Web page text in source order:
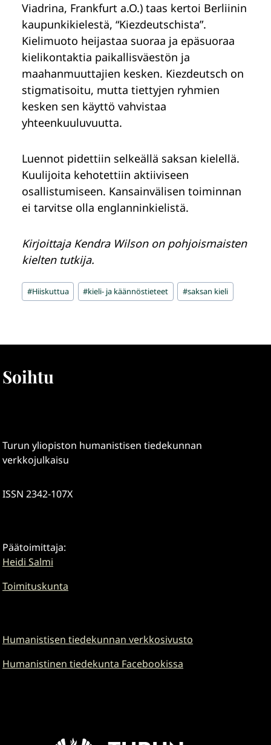
Viadrina, Frankfurt a.O.) taas kertoi Berliinin
kaupunkikielestä, “Kiezdeutschista”.
Kielimuoto heijastaa suoraa ja epäsuoraa
kielikontaktia paikallisväestön ja
maahanmuuttajien kesken. Kiezdeutsch on
stigmatisoitu, mutta tiettyjen ryhmien
kesken sen käyttö vahvistaa
yhteenkuuluvuutta.
Luennot pidettiin selkeällä saksan kielellä.
Kuulijoita kehotettiin aktiiviseen
osallistumiseen. Kansainvälisen toiminnan
ei tarvitse olla englanninkielistä.
Kirjoittaja Kendra Wilson on pohjoismaisten
kielten tutkija.
Avainsanat:
#Hiiskuttua #kieli- ja käännöstieteet #saksan kieli
Soihtu
Turun yliopiston humanistisen tiedekunnan
verkkojulkaisu
ISSN 2342-107X
Päätoimittaja:
Heidi Salmi
Toimituskunta
Humanistisen tiedekunnan verkkosivusto
Humanistinen tiedekunta Facebookissa